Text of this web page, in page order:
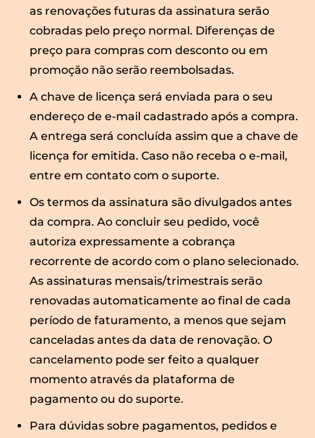
as renovações futuras da assinatura serão
cobradas pelo preço normal. Diferenças de
preço para compras com desconto ou em
promoção não serão reembolsadas.
A chave de licença será enviada para o seu
endereço de e-mail cadastrado após a compra.
A entrega será concluída assim que a chave de
licença for emitida. Caso não receba o e-mail,
entre em contato com o suporte.
Os termos da assinatura são divulgados antes
da compra. Ao concluir seu pedido, você
autoriza expressamente a cobrança
recorrente de acordo com o plano selecionado.
As assinaturas mensais/trimestrais serão
renovadas automaticamente ao final de cada
período de faturamento, a menos que sejam
canceladas antes da data de renovação. O
cancelamento pode ser feito a qualquer
momento através da plataforma de
pagamento ou do suporte.
Para dúvidas sobre pagamentos, pedidos e